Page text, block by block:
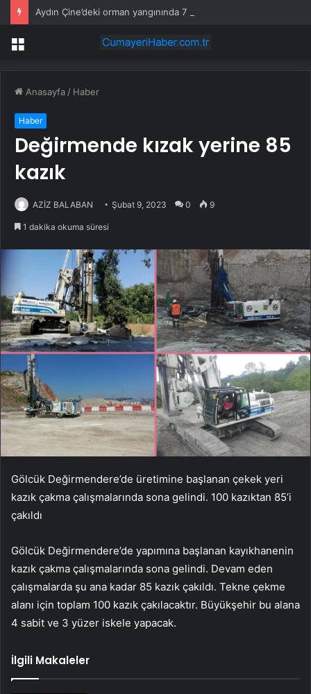
Menü
Anasayfa / Haber
Haber
Değirmende kızak yerine 85
kazık
AZİZ BALABAN Şubat 9, 2023 0 9
1 dakika okuma süresi
Gölcük Değirmendere’de üretimine başlanan çekek yeri
kazık çakma çalışmalarında sona gelindi. 100 kazıktan 85’i
çakıldı
Gölcük Değirmendere’de yapımına başlanan kayıkhanenin
kazık çakma çalışmalarında sona gelindi. Devam eden
çalışmalarda şu ana kadar 85 kazık çakıldı. Tekne çekme
alanı için toplam 100 kazık çakılacaktır. Büyükşehir bu alana
4 sabit ve 3 yüzer iskele yapacak.
İlgili Makaleler